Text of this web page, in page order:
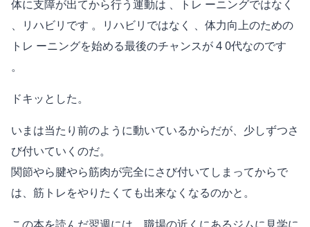
体に支障が出てから行う運動は 、トレ ーニングではなく
、リハビリです 。リハビリではなく 、体力向上のための
トレ ーニングを始める最後のチャンスが 4 0代なのです
。
ドキッとした。
いまは当たり前のように動いているからだが、少しずつさ
び付いていくのだ。
関節やら腱やら筋肉が完全にさび付いてしまってからで
は、筋トレをやりたくても出来なくなるのかと。